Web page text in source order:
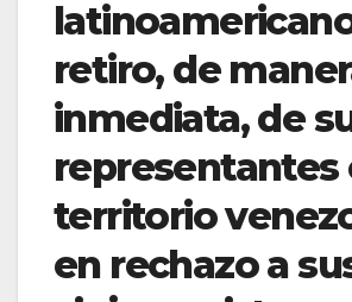
retiro, de
inmediata, de
representantes
territorio
en rechazo a